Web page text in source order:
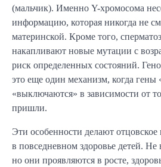
(мальчик). Именно Y-хромосома
информацию, которая никогда не
материнской. Кроме того,
накапливают новые мутации с
риск определенных состояний.
это еще один механизм, когда гены
«выключаются» в зависимости от
пришли.
Эти особенности делают
в повседневном здоровье детей. Не
но они проявляются в росте,